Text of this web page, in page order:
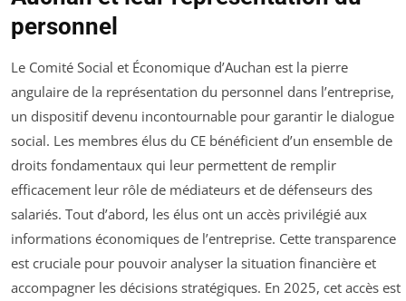
personnel
Le Comité Social et Économique d’Auchan est la pierre
angulaire de la représentation du personnel dans l’entreprise,
un dispositif devenu incontournable pour garantir le dialogue
social. Les membres élus du CE bénéficient d’un ensemble de
droits fondamentaux qui leur permettent de remplir
efficacement leur rôle de médiateurs et de défenseurs des
salariés. Tout d’abord, les élus ont un accès privilégié aux
informations économiques de l’entreprise. Cette transparence
est cruciale pour pouvoir analyser la situation financière et
accompagner les décisions stratégiques. En 2025, cet accès est